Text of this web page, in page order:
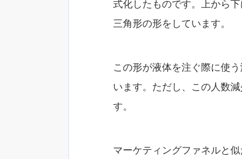
式化したものです。上から
三角形の形をしています。
この形が液体を注ぐ際に使
います。ただし、この人数
す。
マーケティングファネルと